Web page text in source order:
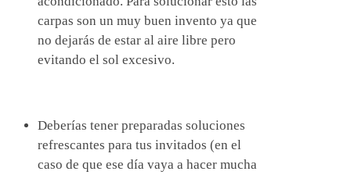
carpas son un muy buen invento ya que
no dejarás de estar al aire libre pero
evitando el sol excesivo.
Deberías tener preparadas soluciones
refrescantes para tus invitados (en el
caso de que ese día vaya a hacer mucha